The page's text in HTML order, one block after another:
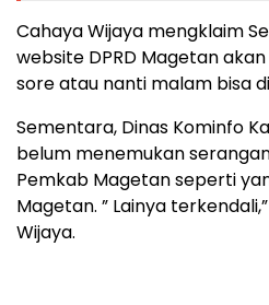
Cahaya Wijaya mengklaim
website DPRD Magetan
sore atau nanti malam bisa
Sementara, Dinas Kominfo
belum menemukan
Pemkab Magetan seperti
Magetan. ” Lainya
Wijaya.